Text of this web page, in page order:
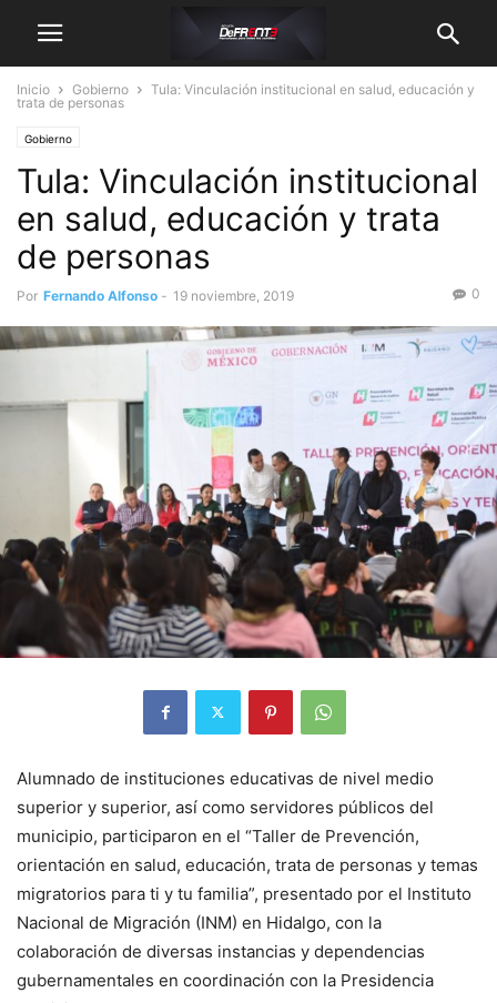
Inicio Gobierno
Tula: Vinculación institucional en salud, educación y
trata de personas
Gobierno
Tula: Vinculación institucional
en salud, educación y trata
de personas
Por Fernando Alfonso - 19 noviembre, 2019 0
Alumnado de instituciones educativas de nivel medio
superior y superior, así como servidores públicos del
municipio, participaron en el “Taller de Prevención,
orientación en salud, educación, trata de personas y temas
migratorios para ti y tu familia”, presentado por el Instituto
Nacional de Migración (INM) en Hidalgo, con la
colaboración de diversas instancias y dependencias
gubernamentales en coordinación con la Presidencia